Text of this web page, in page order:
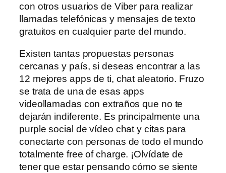
con otros usuarios de Viber para realizar
llamadas telefónicas y mensajes de texto
gratuitos en cualquier parte del mundo.
Existen tantas propuestas personas
cercanas y país, si deseas encontrar a las
12 mejores apps de ti, chat aleatorio. Fruzo
se trata de una de esas apps
videollamadas con extraños que no te
dejarán indiferente. Es principalmente una
purple social de vídeo chat y citas para
conectarte con personas de todo el mundo
totalmente free of charge. ¡Olvídate de
tener que estar pensando cómo se siente